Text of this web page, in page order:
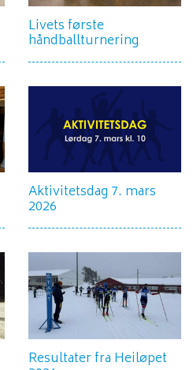
Livets første
håndballturnering
Aktivitetsdag 7. mars
2026
Resultater fra Heiløpet